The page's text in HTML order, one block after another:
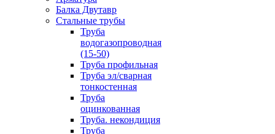
Балка Двутавр
Стальные трубы
Труба
водогазопроводная
(15-50)
Труба профильная
Труба эл/сварная
тонкостенная
Труба
оцинкованная
Труба. некондиция
Труба